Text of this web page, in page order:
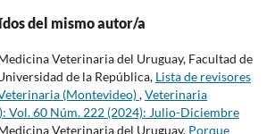
del mismo autor/a
Veterinaria del Uruguay, Facultad de
de la República, Lista de revisores
(Montevideo),Veterinaria
Vol. 60 Núm. 222 (2024): Julio-Diciembre
Veterinaria del Uruguay, Porque